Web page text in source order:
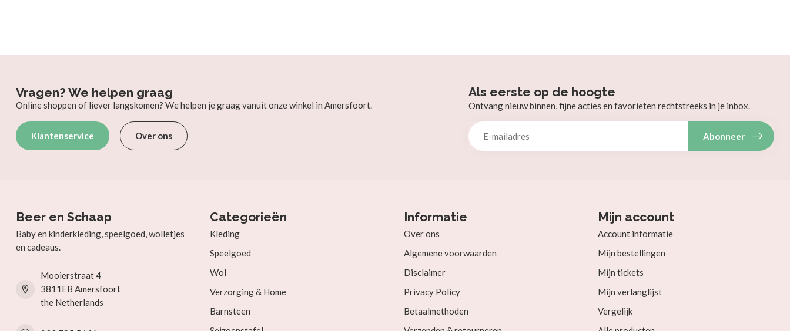
Vragen? We helpen graag
Online shoppen of liever langskomen? We helpen je graag vanuit onze winkel in Amersfoort.
Klantenservice Over ons
Als eerste op de hoogte
Ontvang nieuw binnen, fijne acties en favorieten rechtstreeks in je inbox.
Abonneer
Beer en Schaap
Baby en kinderkleding, speelgoed, wolletjes
en cadeaus.
Mooierstraat 4
3811EB Amersfoort
the Netherlands
Categorieën
Kleding
Speelgoed
Wol
Verzorging & Home
Barnsteen
Informatie
Over ons
Algemene voorwaarden
Disclaimer
Privacy Policy
Betaalmethoden
Mijn account
Account informatie
Mijn bestellingen
Mijn tickets
Mijn verlanglijst
Vergelijk